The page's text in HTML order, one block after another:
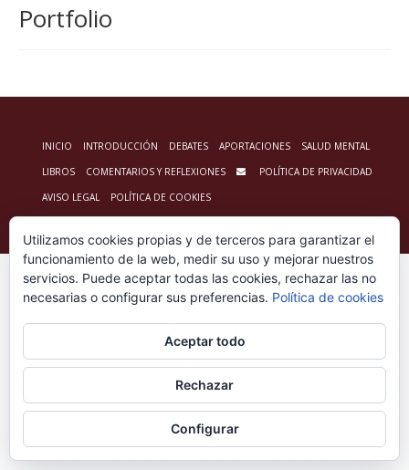
Portfolio
INICIO INTRODUCCIÓN DEBATES APORTACIONES
SALUD MENTAL
LIBROS
COMENTARIOS Y REFLEXIONES
POLÍTICA DE PRIVACIDAD
AVISO LEGAL
POLÍTICA DE COOKIES
Utilizamos cookies propias y de terceros para garantizar el
funcionamiento de la web, medir su uso y mejorar nuestros
servicios. Puede aceptar todas las cookies, rechazar las no
necesarias o configurar sus preferencias. Política de cookies
Aceptar todo
Rechazar
Configurar